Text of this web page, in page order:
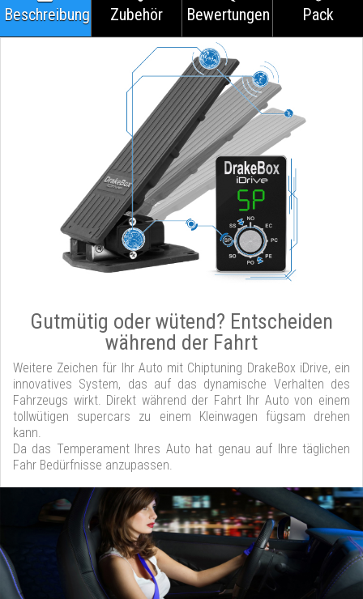
Beschreibung Zubehör Bewertungen Pack
Gutmütig oder wütend? Entscheiden
während der Fahrt
Weitere Zeichen für Ihr Auto mit Chiptuning DrakeBox iDrive, ein
innovatives System, das auf das dynamische Verhalten des
Fahrzeugs wirkt. Direkt während der Fahrt Ihr Auto von einem
tollwütigen supercars zu einem Kleinwagen fügsam drehen
kann.
Da das Temperament Ihres Auto hat genau auf Ihre täglichen
Fahr Bedürfnisse anzupassen.